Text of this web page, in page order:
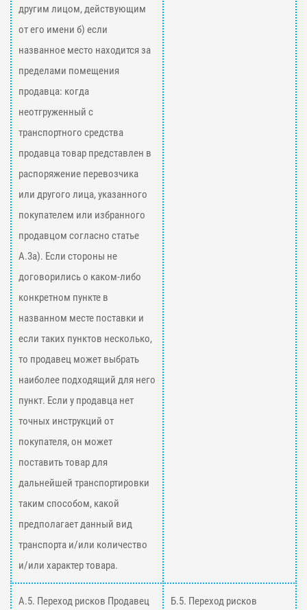
другим лицом, действующим
от его имени б) если
названное место находится за
пределами помещения
продавца: когда
неотгруженный с
транспортного средства
продавца товар представлен в
распоряжение перевозчика
или другого лица, указанного
покупателем или избранного
продавцом согласно статье
А.3а). Если стороны не
договорились о каком-либо
конкретном пункте в
названном месте поставки и
если таких пунктов несколько,
то продавец может выбрать
наиболее подходящий для него
пункт. Если у продавца нет
точных инструкций от
покупателя, он может
поставить товар для
дальнейшей транспортировки
таким способом, какой
предполагает данный вид
транспорта и/или количество
и/или характер товара.
А.5. Переход рисков Продавец
Б.5. Переход рисков